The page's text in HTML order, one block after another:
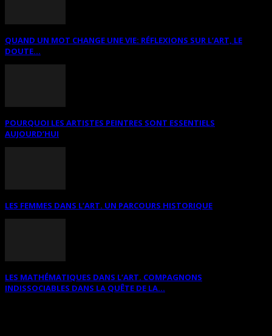
QUAND UN MOT CHANGE UNE VIE: RÉFLEXIONS SUR L’ART, LE
DOUTE...
POURQUOI LES ARTISTES PEINTRES SONT ESSENTIELS
AUJOURD’HUI
LES FEMMES DANS L’ART. UN PARCOURS HISTORIQUE
LES MATHÉMATIQUES DANS L’ART. COMPAGNONS
INDISSOCIABLES DANS LA QUÊTE DE LA...